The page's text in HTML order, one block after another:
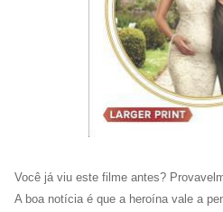
Você já viu este filme antes?
A boa notícia é que a heroína vale a